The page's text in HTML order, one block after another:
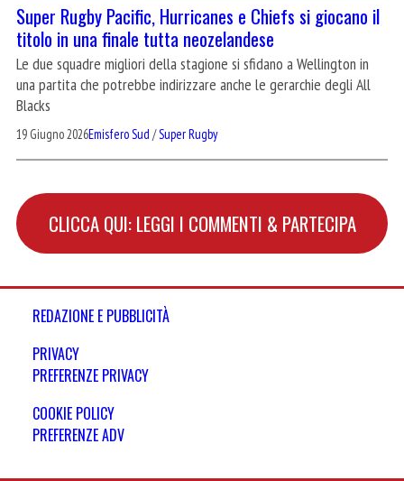
Super Rugby Pacific, Hurricanes e Chiefs si giocano il
titolo in una finale tutta neozelandese
Le due squadre migliori della stagione si sfidano a Wellington in
una partita che potrebbe indirizzare anche le gerarchie degli All
Blacks
19 Giugno 2026Emisfero Sud /Super Rugby
CLICCA QUI: LEGGI I COMMENTI & PARTECIPA
REDAZIONE E PUBBLICITÀ
PRIVACY
PREFERENZE PRIVACY
COOKIE POLICY
PREFERENZE ADV